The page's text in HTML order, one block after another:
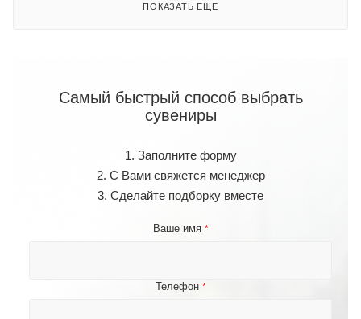
ПОКАЗАТЬ ЕЩЕ
Самый быстрый способ выбрать
сувениры
1. Заполните форму
2. С Вами свяжется менеджер
3. Сделайте подборку вместе
Ваше имя *
Телефон *